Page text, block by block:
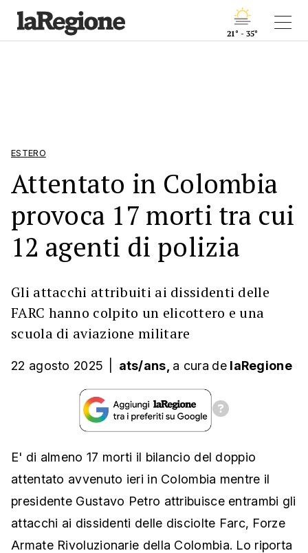
21° - 35°
ESTERO
Attentato in Colombia
provoca 17 morti tra cui
12 agenti di polizia
Gli attacchi attribuiti ai dissidenti delle
FARC hanno colpito un elicottero e una
scuola di aviazione militare
22 agosto 2025 ats/ans, a cura de laRegione
E' di almeno 17 morti il bilancio del doppio
attentato avvenuto ieri in Colombia mentre il
presidente Gustavo Petro attribuisce entrambi gli
attacchi ai dissidenti delle disciolte Farc, Forze
Armate Rivoluzionarie della Colombia. Lo riporta